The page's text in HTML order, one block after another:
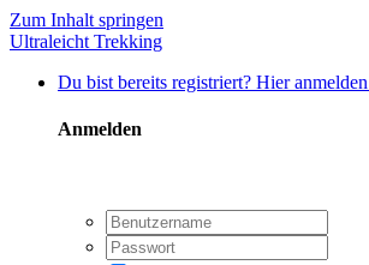
Zum Inhalt springen
Ultraleicht Trekking
Du bist bereits registriert? Hier anmelden
Anmelden